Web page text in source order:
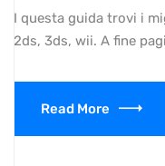
I questa guida trovi i
2ds, 3ds, wii. A fine
Read More